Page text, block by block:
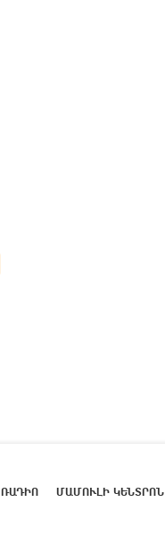
ՌԱԴԻՈ ՄԱՄՈՒԼԻ ԿԵՆՏՐՈՆ